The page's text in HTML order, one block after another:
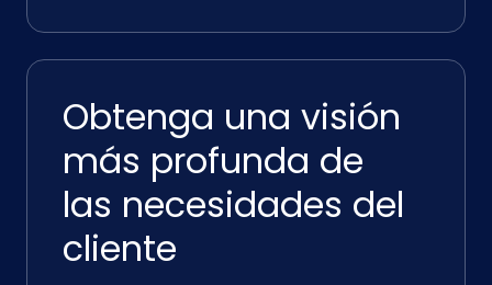
Obtenga una visión
más profunda de
las necesidades del
cliente